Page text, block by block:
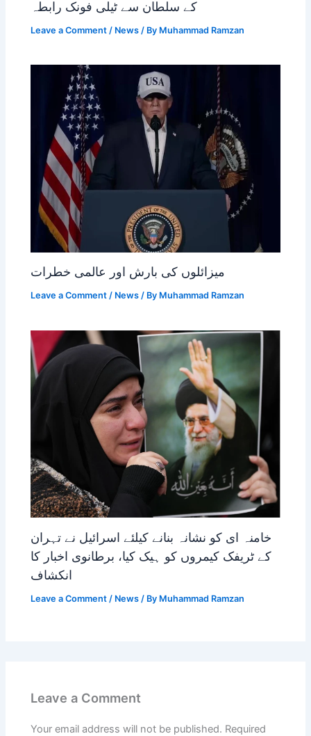
کے سلطان سے ٹیلی فونک رابطہ
Leave a Comment / News / By Muhammad Ramzan
میزائلوں کی بارش اور عالمی خطرات
Leave a Comment / News / By Muhammad Ramzan
خامنہ ای کو نشانہ بنانے کیلئے اسرائیل نے تہران
کے ٹریفک کیمروں کو ہیک کیا، برطانوی اخبار کا
انکشاف
Leave a Comment / News / By Muhammad Ramzan
Leave a Comment
Your email address will not be published. Required